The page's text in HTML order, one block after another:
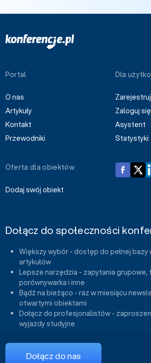
Portal
O nas
Artykuły
Kontakt
Przewodniki
Dla
Zaloguj się
Asystent
Statystyki
Oferta dla obiektów
Dodaj swój obiekt
Dołącz do społeczności
Większy wybór - dostęp do pełnej bazy
artykułów
Lepsze narzędzia - zapytania grupowe,
porównywarka i inne
Bądź na bieżąco - raz w miesiącu
otwartymi obiektami
Dołącz do profesjonalistów -
wyjazdy studyjne
Dołącz do nas